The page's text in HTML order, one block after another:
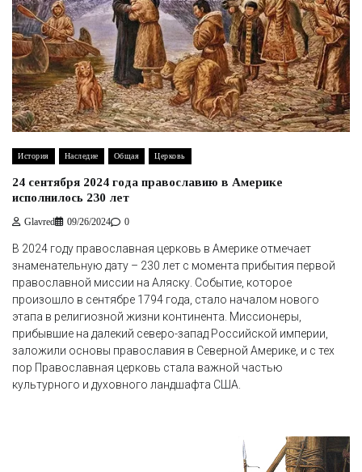
История Наследие Общая Церковь
24 сентября 2024 года православию в Америке
исполнилось 230 лет
Glavred 09/26/2024 0
В 2024 году православная церковь в Америке отмечает
знаменательную дату – 230 лет с момента прибытия первой
православной миссии на Аляску. Событие, которое
произошло в сентябре 1794 года, стало началом нового
этапа в религиозной жизни континента. Миссионеры,
прибывшие на далекий северо-запад Российской империи,
заложили основы православия в Северной Америке, и с тех
пор Православная церковь стала важной частью
культурного и духовного ландшафта США.